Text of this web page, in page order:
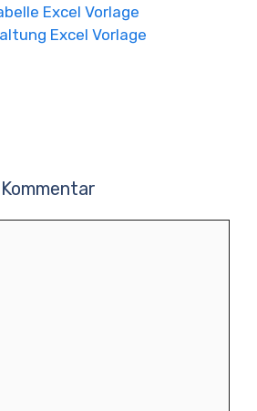
Excel Vorlage
Excel Vorlage